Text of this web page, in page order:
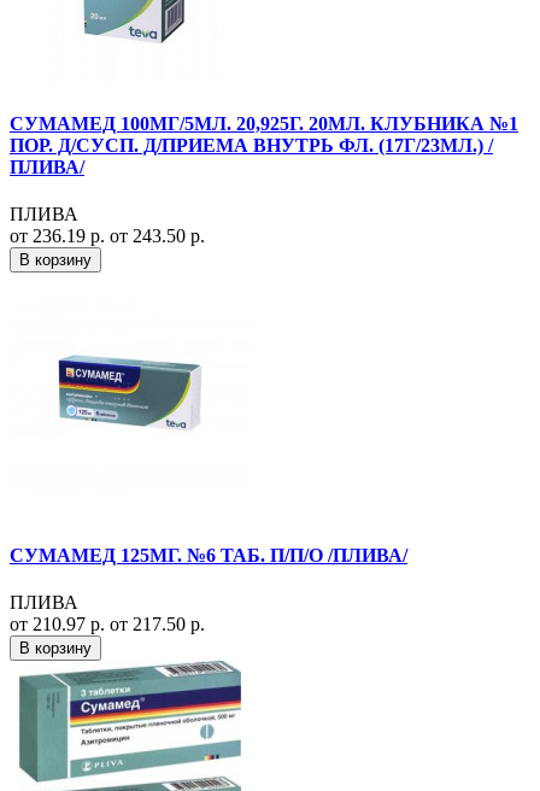
СУМАМЕД 100МГ/5МЛ. 20,925Г. 20МЛ. КЛУБНИКА №1
ПОР. Д/СУСП. Д/ПРИЕМА ВНУТРЬ ФЛ. (17Г/23МЛ.) /
ПЛИВА/
ПЛИВА
от 236.19 р. от 243.50 р.
В корзину
СУМАМЕД 125МГ. №6 ТАБ. П/П/О /ПЛИВА/
ПЛИВА
от 210.97 р. от 217.50 р.
В корзину